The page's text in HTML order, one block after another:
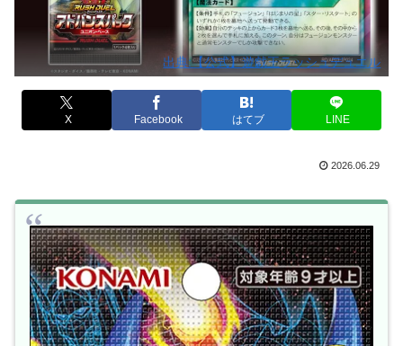
出典:【公式】遊戯王ラッシュデュエル
X Facebook はてブ LINE
2026.06.29